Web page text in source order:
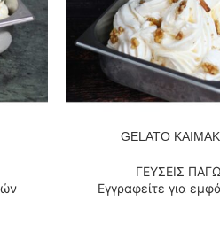
ΔΙΑΒΆΣΤΕ ΠΕΡΙΣΣΌΤΕΡΑ
GELATO
ΓΕΥΣΕΙΣ
Εγγραφείτε για